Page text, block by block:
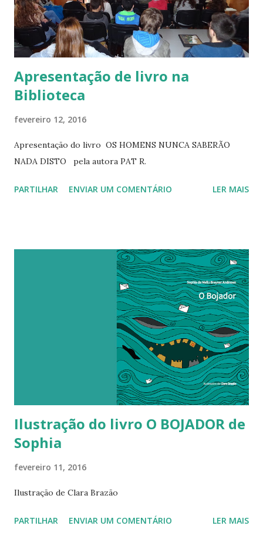
Apresentação de livro na
Biblioteca
fevereiro 12, 2016
Apresentação do livro OS HOMENS NUNCA SABERÃO
NADA DISTO pela autora PAT R.
PARTILHAR ENVIAR UM COMENTÁRIO LER MAIS
Ilustração do livro O BOJADOR de
Sophia
fevereiro 11, 2016
Ilustração de Clara Brazão
PARTILHAR ENVIAR UM COMENTÁRIO LER MAIS